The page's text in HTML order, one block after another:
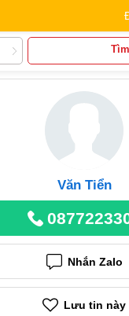
Văn Tiển
Nhắn Zalo
Lưu tin này